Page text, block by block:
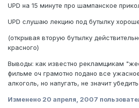
UPD на 15 минуте про шампанское
UPD слушаю лекцию под бутылку
(открывая вторую бутылку
красного)
Выводы: как известно рекламщикам
фильме оч грамотно подано все
алкоголь, но напугать, не значит убедить
Изменено 20 апреля, 2007